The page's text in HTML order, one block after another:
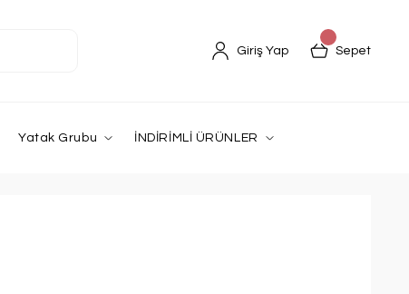
Giriş Yap Sepet
Yatak Grubu İNDİRİMLİ ÜRÜNLER